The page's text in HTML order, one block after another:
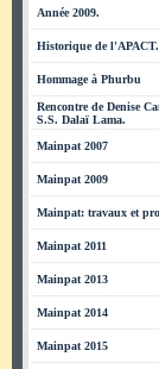
Année 2009.
Historique de l'APACT.
Hommage à Phurbu
Rencontre de Denise
S.S. Dalaï Lama.
Mainpat 2007
Mainpat 2009
Mainpat: travaux et
Mainpat 2011
Mainpat 2013
Mainpat 2014
Mainpat 2015